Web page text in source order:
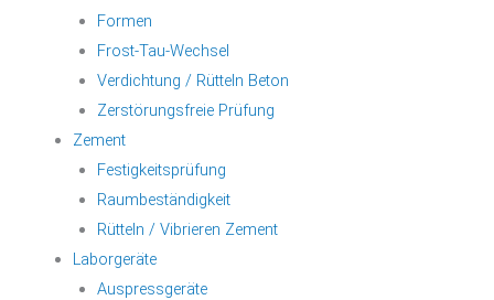
Formen
Frost-Tau-Wechsel
Verdichtung / Rütteln Beton
Zerstörungsfreie Prüfung
Zement
Festigkeitsprüfung
Raumbeständigkeit
Rütteln / Vibrieren Zement
Laborgeräte
Auspressgeräte